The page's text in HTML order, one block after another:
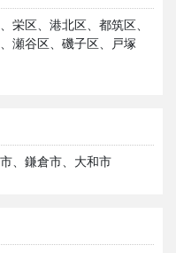
栄区、港北区、都筑区、
瀬谷区、磯子区、戸塚
、鎌倉市、大和市